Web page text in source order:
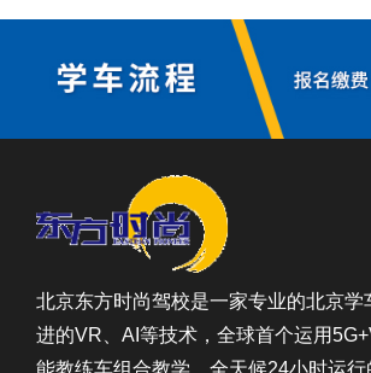
北京东方时尚驾校是一家专业的北京学
进的VR、AI等技术，全球首个运用
能教练车组合教学、全天候24小时运